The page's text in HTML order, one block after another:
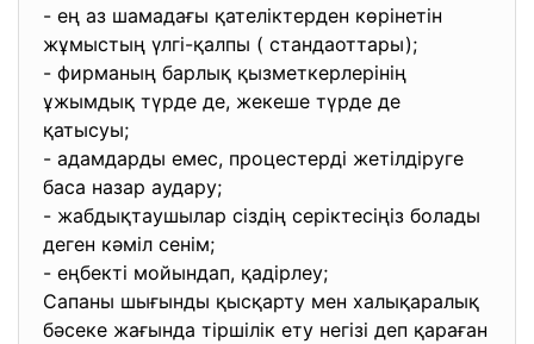
- ең аз шамадағы қателіктерден көрінетін
жұмыстың үлгі-қалпы ( стандаоттары);
- фирманың барлық қызметкерлерінің
ұжымдық түрде де, жекеше түрде де
қатысуы;
- адамдарды емес, процестерді жетілдіруге
баса назар аудару;
- жабдықтаушылар сіздің серіктесіңіз болады
деген кәміл сенім;
- еңбекті мойындап, қадірлеу;
Сапаны шығынды қысқарту мен халықаралық
бәсеке жағында тіршілік ету негізі деп қараған